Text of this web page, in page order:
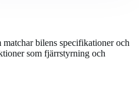
bilens specifikationer och
som fjärrstyrning och